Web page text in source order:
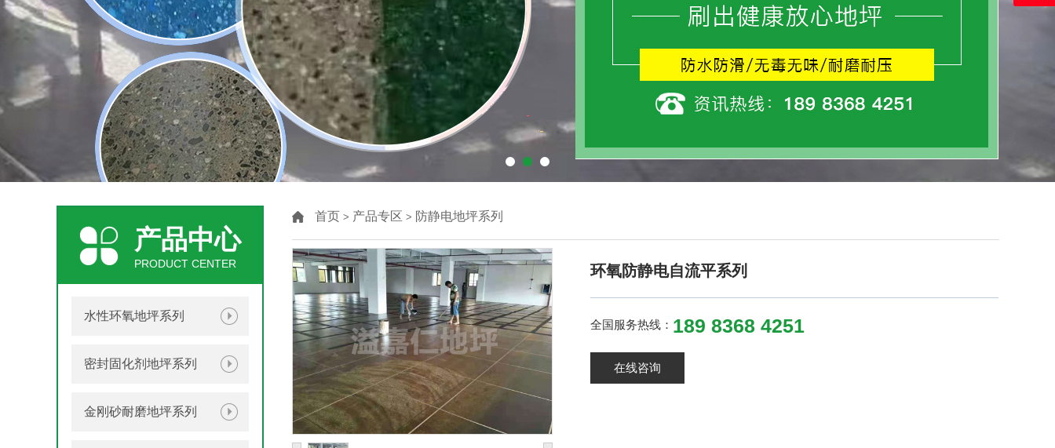
产品中心
PRODUCT CENTER
水性环氧地坪系列
密封固化剂地坪系列
金刚砂耐磨地坪系列
首页 > 产品专区 > 防静电地坪系列
环氧防静电自流平系列
全国服务热线： 189 8368 4251
在线咨询